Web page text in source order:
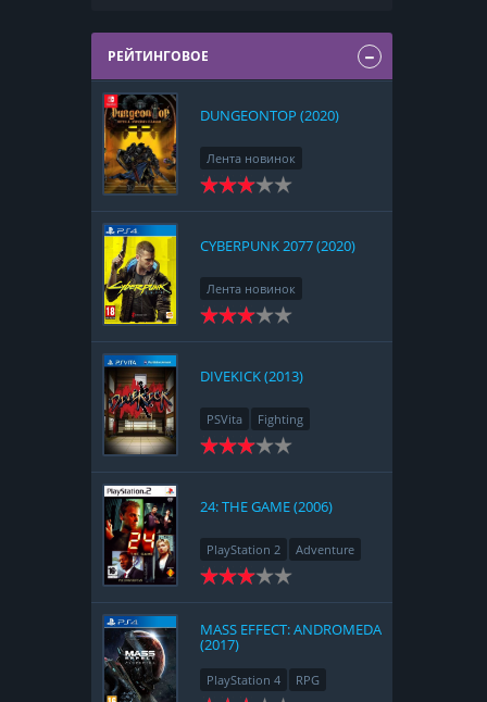
РЕЙТИНГОВОЕ
DUNGEONTOP (2020)
Лента новинок
Nintendo Switch
CYBERPUNK 2077 (2020)
Лента новинок
PlayStation 4
DIVEKICK (2013)
PSVita Fighting
24: THE GAME (2006)
PlayStation 2 Adventure
MASS EFFECT: ANDROMEDA
(2017)
PlayStation 4 RPG